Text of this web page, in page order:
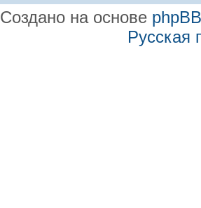
Создано на основе phpBB
Русская